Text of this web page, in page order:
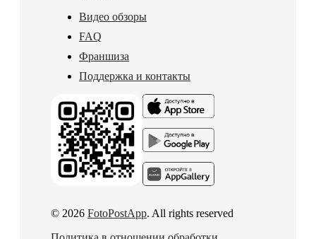
Видео обзоры
FAQ
Франшиза
Поддержка и контакты
© 2026 FotoPostApp. All rights reserved